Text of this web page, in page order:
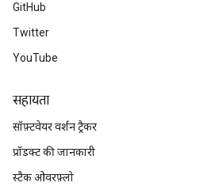
GitHub
Twitter
YouTube
सहायता
सॉफ़्टवेयर वर्शन ट्रैकर
प्रॉडक्ट की जानकारी
स्टैक ओवरफ़्लो